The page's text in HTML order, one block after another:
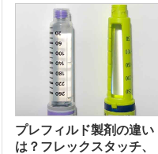
プレフィルド製剤の違い
は？フレックスタッチ、